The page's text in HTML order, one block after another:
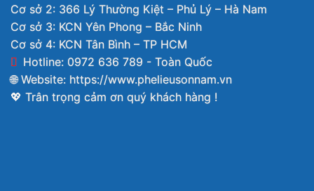
Cơ sở 2: 366 Lý Thường Kiệt – Phủ Lý – Hà Nam
Cơ sở 3: KCN Yên Phong – Bắc Ninh
Cơ sở 4: KCN Tân Bình – TP HCM
Hotline: 0972 636 789 - Toàn Quốc
🌐 Website: https://www.phelieusonnam.vn
💖 Trân trọng cảm ơn quý khách hàng !